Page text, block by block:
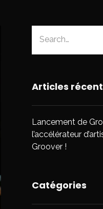
Articles
Lancement de
l’accélérateur
Groover !
Catégories